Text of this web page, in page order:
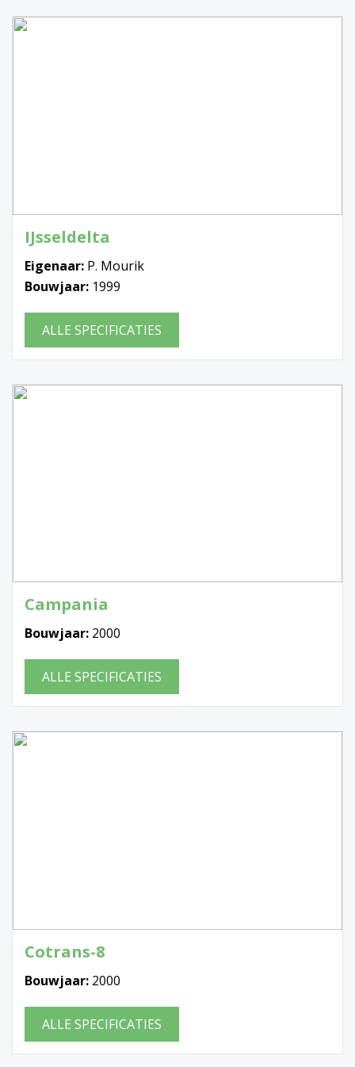
IJsseldelta
Eigenaar: P. Mourik
Bouwjaar: 1999
ALLE SPECIFICATIES
Campania
Bouwjaar: 2000
ALLE SPECIFICATIES
Cotrans-8
Bouwjaar: 2000
ALLE SPECIFICATIES